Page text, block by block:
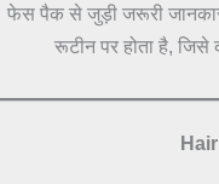
फेस पैक से जुड़ी जरूरी
रूटीन पर होता है, जिसे